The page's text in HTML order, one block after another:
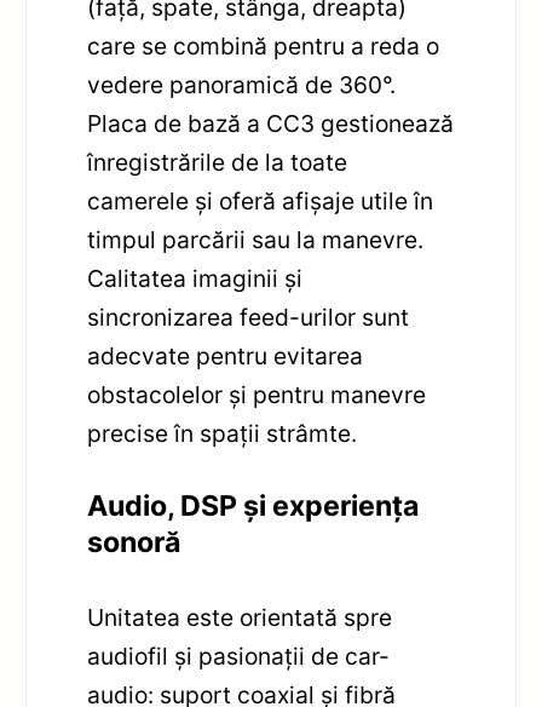
(față, spate, stânga, dreapta)
care se combină pentru a reda o
vedere panoramică de 360°.
Placa de bază a CC3 gestionează
înregistrările de la toate
camerele și oferă afișaje utile în
timpul parcării sau la manevre.
Calitatea imaginii și
sincronizarea feed-urilor sunt
adecvate pentru evitarea
obstacolelor și pentru manevre
precise în spații strâmte.
Audio, DSP și experiența
sonoră
Unitatea este orientată spre
audiofil și pasionații de car-
audio: suport coaxial și fibră